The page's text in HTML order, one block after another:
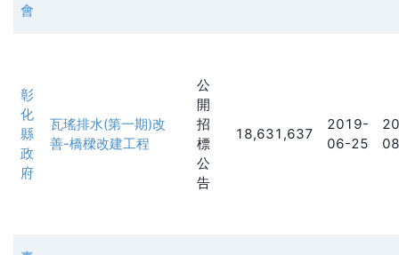
會
彰
化
縣
政
府
瓦瑤排水(第一期)改
善-橋樑改建工程
公
開
招
標
公
告
18,631,637
2019-
06-25